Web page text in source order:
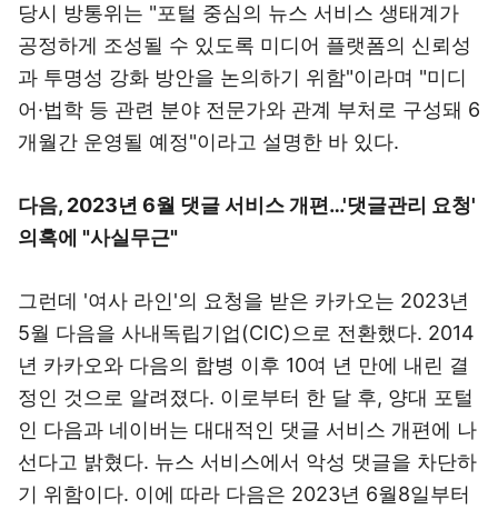
당시 방통위는 "포털 중심의 뉴스 서비스 생태계가
공정하게 조성될 수 있도록 미디어 플랫폼의 신뢰성
과 투명성 강화 방안을 논의하기 위함"이라며 "미디
어·법학 등 관련 분야 전문가와 관계 부처로 구성돼 6
개월간 운영될 예정"이라고 설명한 바 있다.
다음, 2023년 6월 댓글 서비스 개편…'댓글관리 요청'
의혹에 "사실무근"
그런데 '여사 라인'의 요청을 받은 카카오는 2023년
5월 다음을 사내독립기업(CIC)으로 전환했다. 2014
년 카카오와 다음의 합병 이후 10여 년 만에 내린 결
정인 것으로 알려졌다. 이로부터 한 달 후, 양대 포털
인 다음과 네이버는 대대적인 댓글 서비스 개편에 나
선다고 밝혔다. 뉴스 서비스에서 악성 댓글을 차단하
기 위함이다. 이에 따라 다음은 2023년 6월8일부터